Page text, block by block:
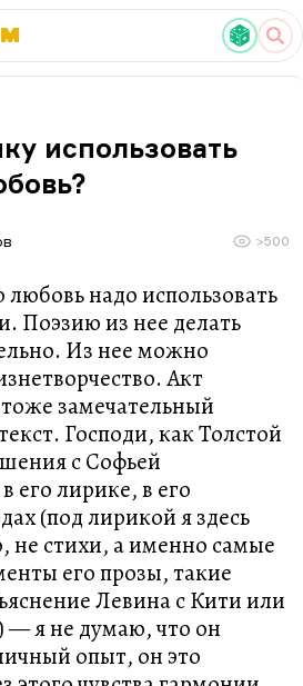
использовать
>500
надо использовать
Поэзию из нее делать
Из нее можно
Акт
замечательный
Господи, как Толстой
с Софьей
его лирике, в его
(под лирикой я здесь
не стихи, а именно самые
его прозы, такие
Левина с Кити или
— я не думаю, что он
опыт, он это